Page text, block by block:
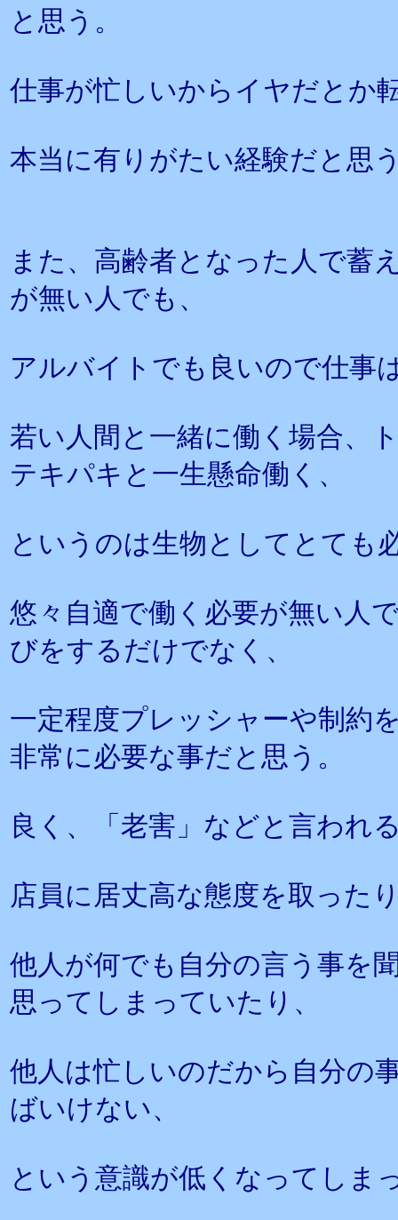
と思う。
仕事が忙しいからイヤだとか
本当に有りがたい経験だと思
また、高齢者となった人で蓄
が無い人でも、
アルバイトでも良いので仕事
若い人間と一緒に働く場合、
テキパキと一生懸命働く、
というのは生物としてとても
悠々自適で働く必要が無い人
びをするだけでなく、
一定程度プレッシャーや制約
非常に必要な事だと思う。
良く、「老害」などと言われ
店員に居丈高な態度を取った
他人が何でも自分の言う事を
思ってしまっていたり、
他人は忙しいのだから自分の
ばいけない、
という意識が低くなってしま